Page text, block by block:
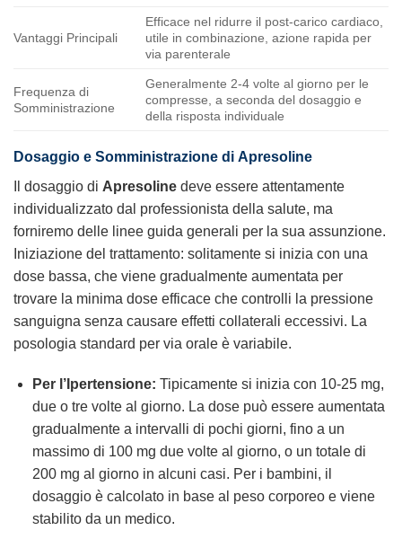
Vantaggi Principali
Efficace nel ridurre il post-carico cardiaco,
utile in combinazione, azione rapida per
via parenterale
Frequenza di
Somministrazione
Generalmente 2-4 volte al giorno per le
compresse, a seconda del dosaggio e
della risposta individuale
Dosaggio e Somministrazione di Apresoline
Il dosaggio di Apresoline deve essere attentamente
individualizzato dal professionista della salute, ma
forniremo delle linee guida generali per la sua assunzione.
Iniziazione del trattamento: solitamente si inizia con una
dose bassa, che viene gradualmente aumentata per
trovare la minima dose efficace che controlli la pressione
sanguigna senza causare effetti collaterali eccessivi. La
posologia standard per via orale è variabile.
Per l’Ipertensione: Tipicamente si inizia con 10-25 mg,
due o tre volte al giorno. La dose può essere aumentata
gradualmente a intervalli di pochi giorni, fino a un
massimo di 100 mg due volte al giorno, o un totale di
200 mg al giorno in alcuni casi. Per i bambini, il
dosaggio è calcolato in base al peso corporeo e viene
stabilito da un medico.